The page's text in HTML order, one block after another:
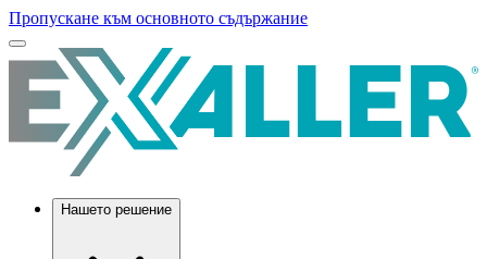
Пропускане към основното съдържание
Нашето решение